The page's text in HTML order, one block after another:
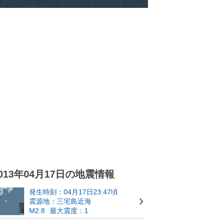
年04月17日の地震情報
発生時刻：04月17日23:47頃
震源地：三宅島近海
M2.8
最大震度：1